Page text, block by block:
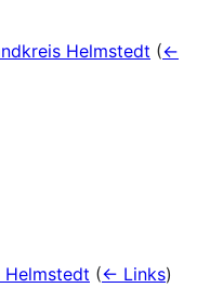
Helmstedt (←
Helmstedt (← Links)